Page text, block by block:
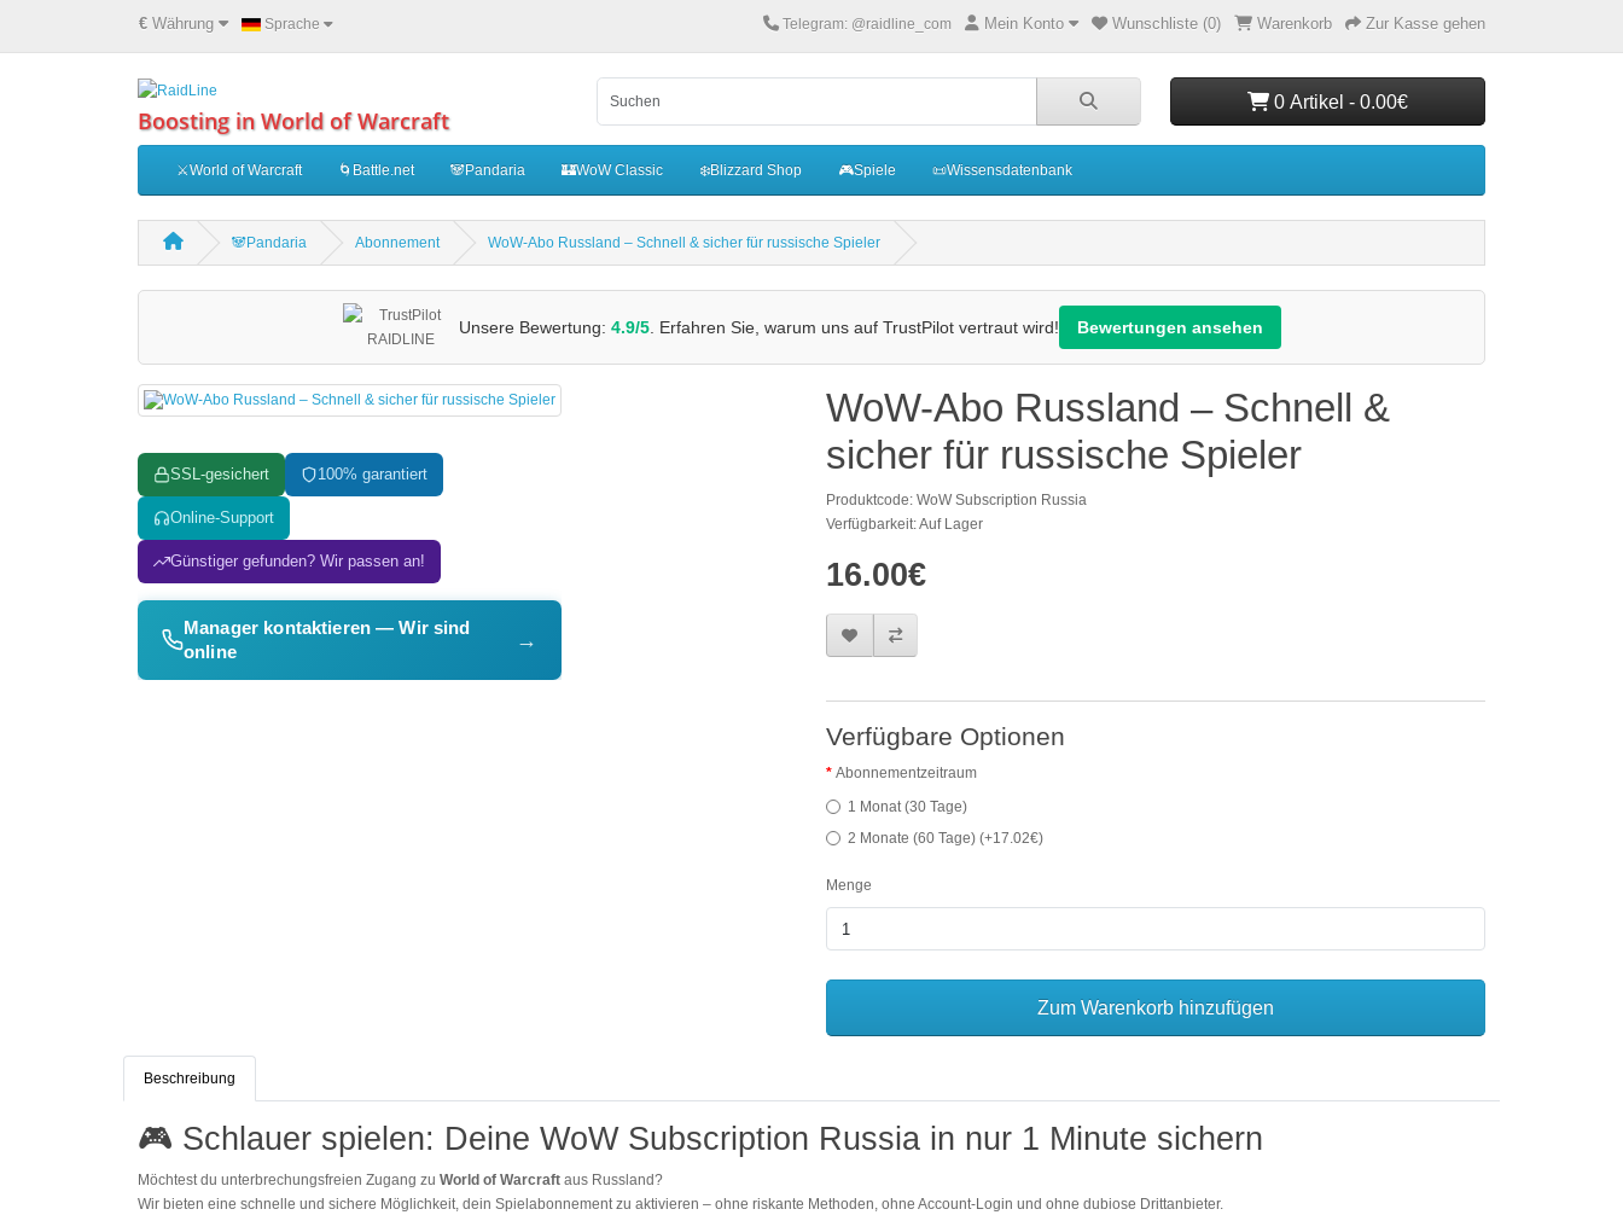
€ Währung Sprache Telegram: @raidline_com Mein Konto Wunschliste (0) Warenkorb Zur Kasse gehen
Boosting in World of Warcraft
0 Artikel - 0.00€
⚔️World of Warcraft 🌀Battle.net 🐼Pandaria 🏰WoW Classic ❄️Blizzard Shop 🎮Spiele 📜Wissensdatenbank
🐼Pandaria Abonnement WoW-Abo Russland – Schnell & sicher für russische Spieler
Unsere Bewertung: 4.9/5. Erfahren Sie, warum uns auf TrustPilot vertraut wird! Bewertungen ansehen
SSL-gesichert 100% garantiert
Online-Support
Günstiger gefunden? Wir passen an!
Manager kontaktieren — Wir sind
online
→
WoW-Abo Russland – Schnell &
sicher für russische Spieler
Produktcode: WoW Subscription Russia
Verfügbarkeit: Auf Lager
16.00€
Verfügbare Optionen
Abonnementzeitraum
1 Monat (30 Tage)
2 Monate (60 Tage) (+17.02€)
Menge
Zum Warenkorb hinzufügen
Beschreibung
🎮 Schlauer spielen: Deine WoW Subscription Russia in nur 1 Minute sichern
Möchtest du unterbrechungsfreien Zugang zu World of Warcraft aus Russland?
Wir bieten eine schnelle und sichere Möglichkeit, dein Spielabonnement zu aktivieren – ohne riskante Methoden, ohne Account-Login und ohne dubiose Drittanbieter.